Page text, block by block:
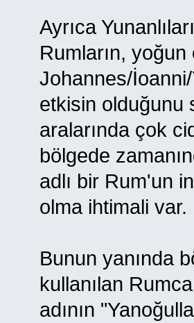
Ayrıca
Rumların,
Johannes/
etkisin olduğunu
aralarında çok
bölgede
adlı bir Rum'un
olma ihtimali var.
Bunun yanında
kullanılan
adının